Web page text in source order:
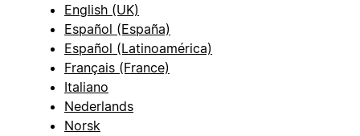
English (UK)
Español (España)
Español (Latinoamérica)
Français (France)
Italiano
Nederlands
Norsk